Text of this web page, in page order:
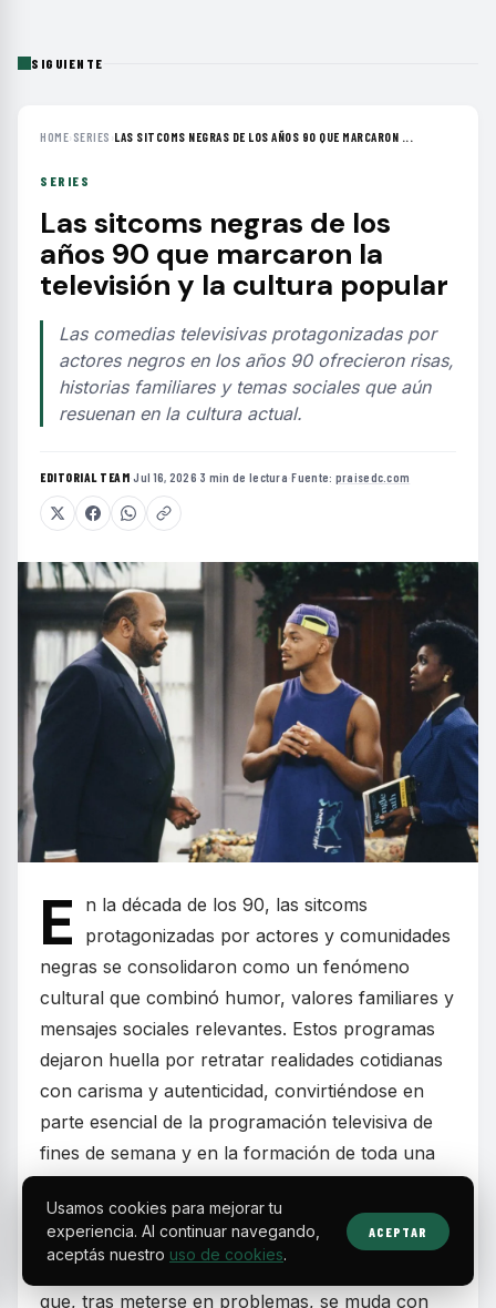
SIGUIENTE
HOME› SERIES ›LAS SITCOMS NEGRAS DE LOS AÑOS 90 QUE MARCARON ...
SERIES
Las sitcoms negras de los
años 90 que marcaron la
televisión y la cultura popular
Las comedias televisivas protagonizadas por
actores negros en los años 90 ofrecieron risas,
historias familiares y temas sociales que aún
resuenan en la cultura actual.
EDITORIAL TEAM·Jul 16, 2026·3 min de lectura·Fuente: praisedc.com
E
n la década de los 90, las sitcoms
protagonizadas por actores y comunidades
negras se consolidaron como un fenómeno
cultural que combinó humor, valores familiares y
mensajes sociales relevantes. Estos programas
dejaron huella por retratar realidades cotidianas
con carisma y autenticidad, convirtiéndose en
parte esencial de la programación televisiva de
fines de semana y en la formación de toda una
generación.
Series comoThe Fresh Prince of Bel-Air
mostraron la historia de un joven de Filadelfia
que, tras meterse en problemas, se muda con
Usamos cookies para mejorar tu
experiencia. Al continuar navegando,
aceptás nuestro uso de cookies.
ACEPTAR